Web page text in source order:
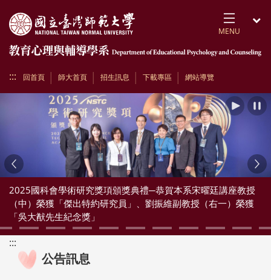
MENU
::: 回首頁 師大首頁 招生訊息 下載專區 網站導覽
播放
2025國科會學術研究獎項頒獎典禮─恭賀本系宋曜廷講座教授
（中）榮獲「傑出特約研究員」、劉振維副教授（右一）榮獲
「吳大猷先生紀念獎」
Previous
:::
公告訊息